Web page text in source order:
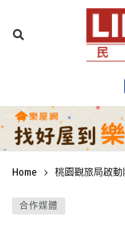
Home 桃園觀旅局啟
合作媒體